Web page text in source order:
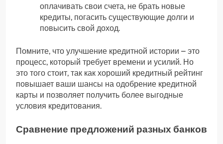
оплачивать свои счета, не брать новые
кредиты, погасить существующие долги и
повысить свой доход.
Помните, что улучшение кредитной истории – это
процесс, который требует времени и усилий. Но
это того стоит, так как хороший кредитный рейтинг
повышает ваши шансы на одобрение кредитной
карты и позволяет получить более выгодные
условия кредитования.
Сравнение предложений разных банков